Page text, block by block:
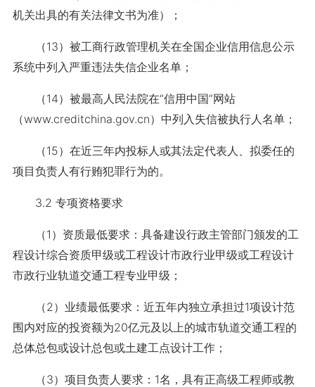
机关出具的有关法律文书为准）；
（13）被工商行政管理机关在全国企业信用信息公示
系统中列入严重违法失信企业名单；
（14）被最高人民法院在“信用中国”网站
（www.creditchina.gov.cn）中列入失信被执行人名单；
（15）在近三年内投标人或其法定代表人、拟委任的
项目负责人有行贿犯罪行为的。
3.2 专项资格要求
（1）资质最低要求：具备建设行政主管部门颁发的工
程设计综合资质甲级或工程设计市政行业甲级或工程设计
市政行业轨道交通工程专业甲级；
（2）业绩最低要求：近五年内独立承担过1项设计范
围内对应的投资额为20亿元及以上的城市轨道交通工程的
总体总包或设计总包或土建工点设计工作；
（3）项目负责人要求：1名，具有正高级工程师或教